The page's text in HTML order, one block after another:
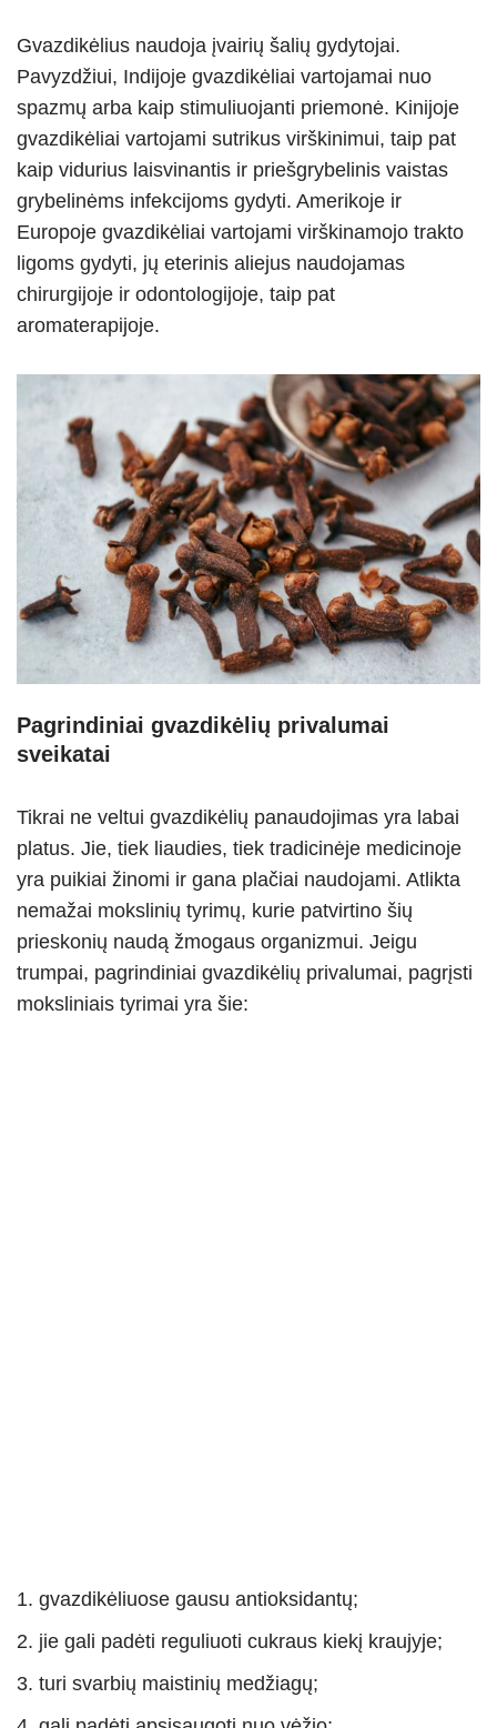
Gvazdikėlius naudoja įvairių šalių gydytojai.
Pavyzdžiui, Indijoje gvazdikėliai vartojamai nuo
spazmų arba kaip stimuliuojanti priemonė. Kinijoje
gvazdikėliai vartojami sutrikus virškinimui, taip pat
kaip vidurius laisvinantis ir priešgrybelinis vaistas
grybelinėms infekcijoms gydyti. Amerikoje ir
Europoje gvazdikėliai vartojami virškinamojo trakto
ligoms gydyti, jų eterinis aliejus naudojamas
chirurgijoje ir odontologijoje, taip pat
aromaterapijoje.
Pagrindiniai gvazdikėlių privalumai
sveikatai
Tikrai ne veltui gvazdikėlių panaudojimas yra labai
platus. Jie, tiek liaudies, tiek tradicinėje medicinoje
yra puikiai žinomi ir gana plačiai naudojami. Atlikta
nemažai mokslinių tyrimų, kurie patvirtino šių
prieskonių naudą žmogaus organizmui. Jeigu
trumpai, pagrindiniai gvazdikėlių privalumai, pagrįsti
moksliniais tyrimai yra šie:
gvazdikėliuose gausu antioksidantų;
jie gali padėti reguliuoti cukraus kiekį kraujyje;
turi svarbių maistinių medžiagų;